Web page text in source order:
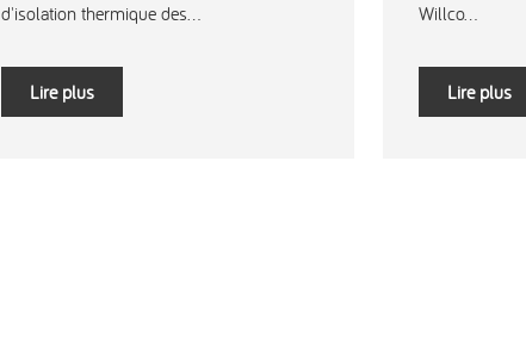
d'isolation thermique des...
Lire plus
Willco...
Lire plus